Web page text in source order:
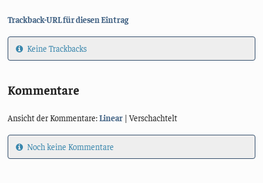
Trackback-URL für diesen Eintrag
Keine Trackbacks
Kommentare
Ansicht der Kommentare:Linear | Verschachtelt
Noch keine Kommentare